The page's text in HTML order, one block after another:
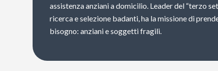
assistenza anziani a domicilio. Leader del “terzo
ricerca e selezione badanti, ha la missione di
bisogno: anziani e soggetti fragili.